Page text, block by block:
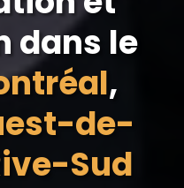
dans le
,
de-
Sud